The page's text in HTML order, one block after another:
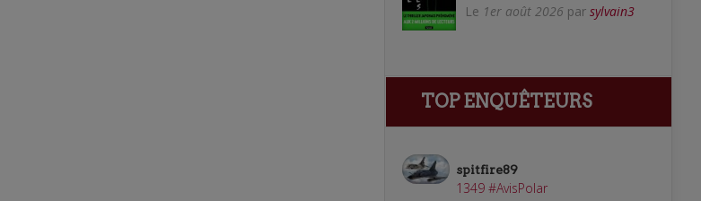
Le 1er août 2026 par sylvain3
TOP ENQUÊTEURS
spitfire89
1349 #AvisPolar